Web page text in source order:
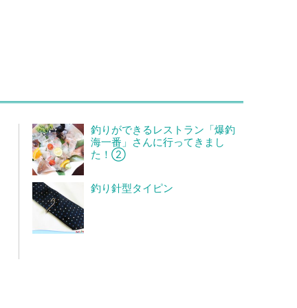
釣りができるレストラン「爆釣
海一番」さんに行ってきまし
た！②
釣り針型タイピン